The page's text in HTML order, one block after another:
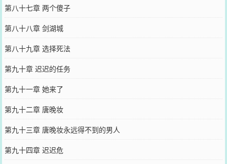
第八十七章 两个傻子
第八十八章 剑湖城
第八十九章 选择死法
第九十章 迟迟的任务
第九十一章 她来了
第九十二章 唐晚妆
第九十三章 唐晚妆永远得不到的男人
第九十四章 迟迟危